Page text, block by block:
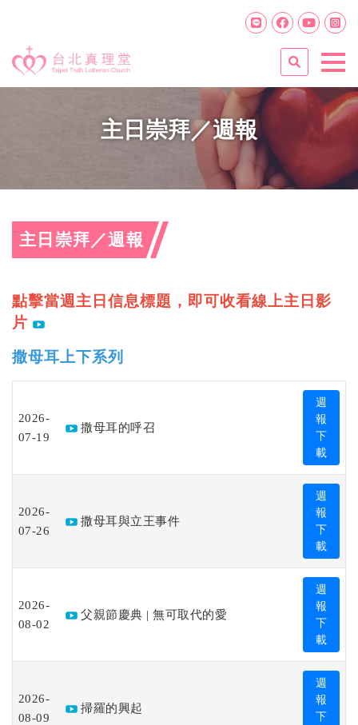
主日崇拜／週報
主日崇拜／週報
點擊當週主日信息標題，即可收看線上主日影
片
撒母耳上下系列
2026-
07-19
撒母耳的呼召
週
報
下
載
2026-
07-26
撒母耳與立王事件
週
報
下
載
2026-
08-02
父親節慶典 | 無可取代的愛
週
報
下
載
2026-
08-09
掃羅的興起
週
報
下